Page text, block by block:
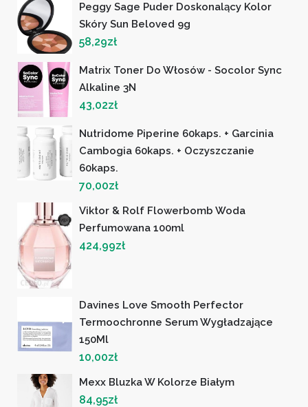
Peggy Sage Puder Doskonalący Kolor
Skóry Sun Beloved 9g
58,29zł
Matrix Toner Do Włosów - Socolor Sync
Alkaline 3N
43,02zł
Nutridome Piperine 60kaps. + Garcinia
Cambogia 60kaps. + Oczyszczanie
60kaps.
70,00zł
Viktor & Rolf Flowerbomb Woda
Perfumowana 100ml
424,99zł
Davines Love Smooth Perfector
Termoochronne Serum Wygładzające
150Ml
10,00zł
Mexx Bluzka W Kolorze Białym
84,95zł